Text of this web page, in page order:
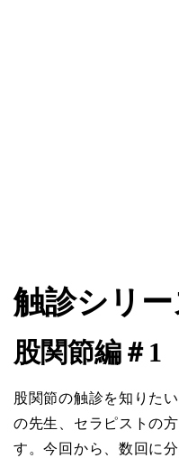
触診シリ
股関節編＃1
股関節の触診を知りた
の先生、セラピストの
す。今回から、数回に